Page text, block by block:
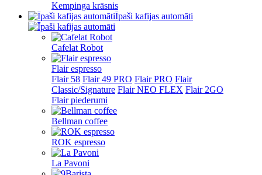
Kempinga krāsnis
Īpaši kafijas automāti
Cafelat Robot
Flair espresso
Flair 58 Flair 49 PRO Flair PRO Flair
Classic/Signature Flair NEO FLEX Flair 2GO
Flair piederumi
Bellman coffee
ROK espresso
La Pavoni